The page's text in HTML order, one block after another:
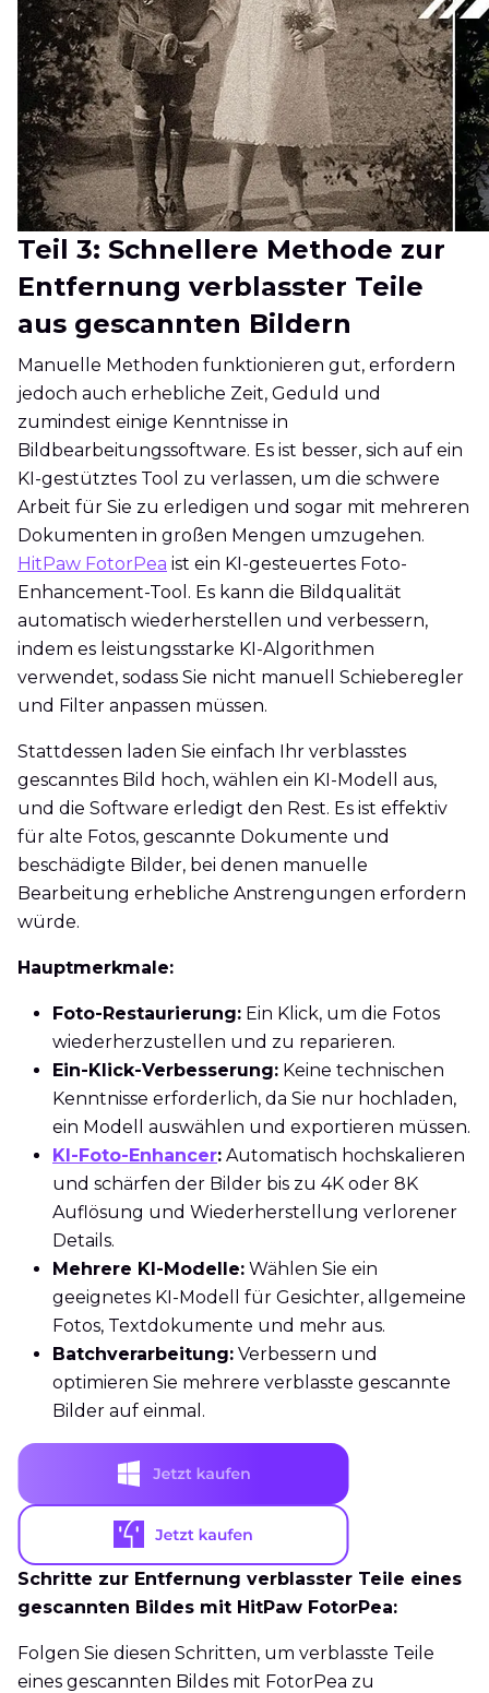
Teil 3: Schnellere Methode zur
Entfernung verblasster Teile
aus gescannten Bildern
Manuelle Methoden funktionieren gut, erfordern
jedoch auch erhebliche Zeit, Geduld und
zumindest einige Kenntnisse in
Bildbearbeitungssoftware. Es ist besser, sich auf ein
KI-gestütztes Tool zu verlassen, um die schwere
Arbeit für Sie zu erledigen und sogar mit mehreren
Dokumenten in großen Mengen umzugehen.
HitPaw FotorPea ist ein KI-gesteuertes Foto-
Enhancement-Tool. Es kann die Bildqualität
automatisch wiederherstellen und verbessern,
indem es leistungsstarke KI-Algorithmen
verwendet, sodass Sie nicht manuell Schieberegler
und Filter anpassen müssen.
Stattdessen laden Sie einfach Ihr verblasstes
gescanntes Bild hoch, wählen ein KI-Modell aus,
und die Software erledigt den Rest. Es ist effektiv
für alte Fotos, gescannte Dokumente und
beschädigte Bilder, bei denen manuelle
Bearbeitung erhebliche Anstrengungen erfordern
würde.
Hauptmerkmale:
Foto-Restaurierung: Ein Klick, um die Fotos
wiederherzustellen und zu reparieren.
Ein-Klick-Verbesserung: Keine technischen
Kenntnisse erforderlich, da Sie nur hochladen,
ein Modell auswählen und exportieren müssen.
KI-Foto-Enhancer: Automatisch hochskalieren
und schärfen der Bilder bis zu 4K oder 8K
Auflösung und Wiederherstellung verlorener
Details.
Mehrere KI-Modelle: Wählen Sie ein
geeignetes KI-Modell für Gesichter, allgemeine
Fotos, Textdokumente und mehr aus.
Batchverarbeitung: Verbessern und
optimieren Sie mehrere verblasste gescannte
Bilder auf einmal.
Schritte zur Entfernung verblasster Teile eines
gescannten Bildes mit HitPaw FotorPea:
Folgen Sie diesen Schritten, um verblasste Teile
eines gescannten Bildes mit FotorPea zu